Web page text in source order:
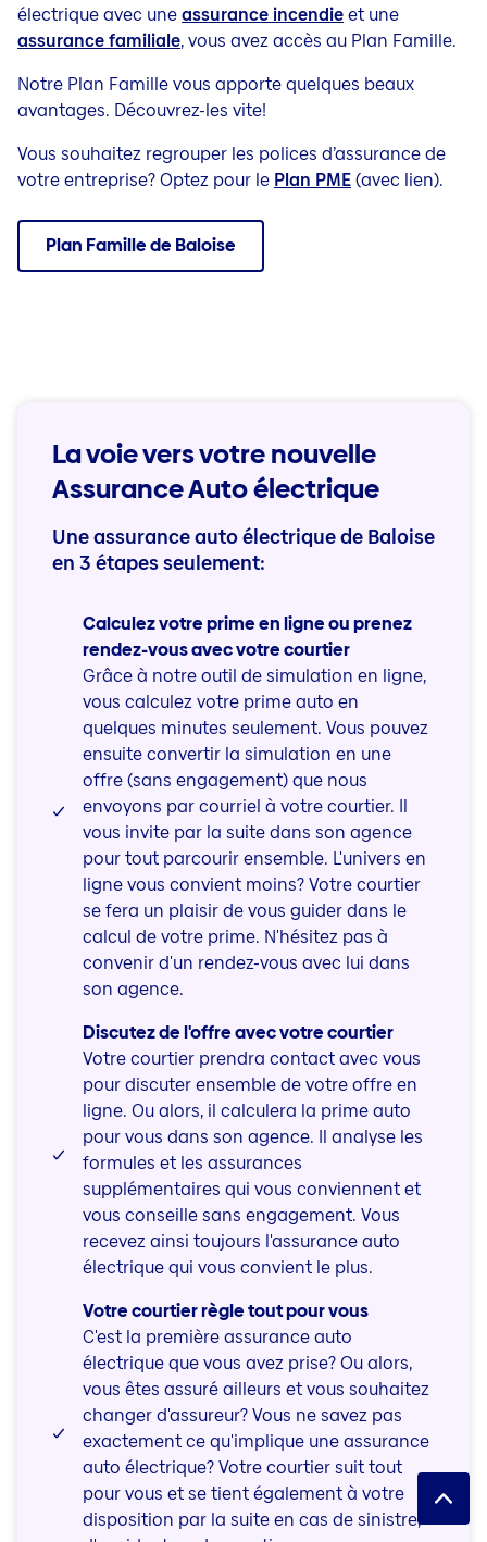
électriqueavec uneassurance incendieet une
assurance familiale, vous avez accès au Plan Famille.
Notre Plan Famille vous apporte quelques beaux
avantages. Découvrez-les vite!
Vous souhaitez regrouper les polices d’assurance de
votre entreprise? Optez pour le Plan PME(avec lien).
Plan Famille de Baloise
La voie vers votre nouvelle
Assurance Auto électrique
Une assurance auto électrique de Baloise
en 3 étapes seulement:
Calculez votre prime en ligne ou prenez
rendez-vous avec votre courtier
Grâce à notre outil de simulation en ligne,
vous calculez votre prime auto en
quelques minutes seulement. Vous pouvez
ensuite convertir la simulation en une
offre (sans engagement) que nous
envoyons par courriel à votre courtier. Il
vous invite par la suite dans son agence
pour tout parcourir ensemble. L'univers en
ligne vous convient moins? Votre courtier
se fera un plaisir de vous guider dans le
calcul de votre prime. N'hésitez pas à
convenir d'un rendez-vous avec lui dans
son agence.
Discutez de l'offre avec votre courtier
Votre courtier prendra contact avec vous
pour discuter ensemble de votre offre en
ligne. Ou alors, il calculera la prime auto
pour vous dans son agence. Il analyse les
formules et les assurances
supplémentaires qui vous conviennent et
vous conseille sans engagement. Vous
recevez ainsi toujours l'assurance auto
électrique qui vous convient le plus.
Votre courtier règle tout pour vous
C'est la première assurance auto
électrique que vous avez prise? Ou alors,
vous êtes assuré ailleurs et vous souhaitez
changer d'assureur? Vous ne savez pas
exactement ce qu'implique une assurance
auto électrique? Votre courtier suit tout
pour vous et se tient également à votre
disposition par la suite en cas de sinistre,